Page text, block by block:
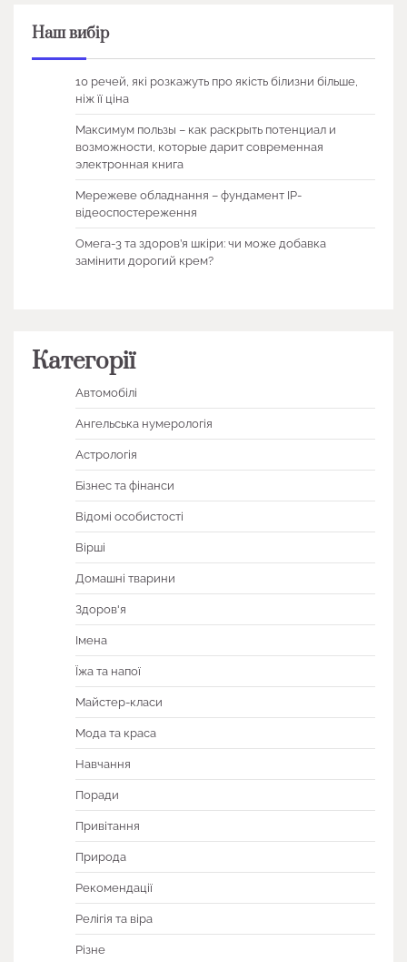
Наш вибір
10 речей, які розкажуть про якість білизни більше,
ніж її ціна
Максимум пользы – как раскрыть потенциал и
возможности, которые дарит современная
электронная книга
Мережеве обладнання – фундамент IP-
відеоспостереження
Омега-3 та здоров’я шкіри: чи може добавка
замінити дорогий крем?
Категорії
Автомобілі
Ангельська нумерологія
Астрологія
Бізнес та фінанси
Відомі особистості
Вірші
Домашні тварини
Здоров'я
Імена
Їжа та напої
Майстер-класи
Мода та краса
Навчання
Поради
Привітання
Природа
Рекомендації
Релігія та віра
Різне